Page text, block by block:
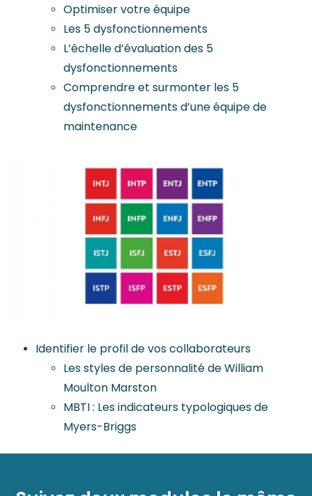
Optimiser votre équipe
Les 5 dysfonctionnements
L’échelle d’évaluation des 5
dysfonctionnements
Comprendre et surmonter les 5
dysfonctionnements d’une équipe de
maintenance
Identifier le profil de vos collaborateurs
Les styles de personnalité de William
Moulton Marston
MBTI : Les indicateurs typologiques de
Myers-Briggs